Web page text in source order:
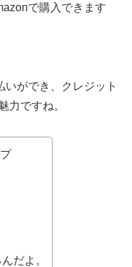
で購入できます
ができ、クレジット
力ですね。
だよ。